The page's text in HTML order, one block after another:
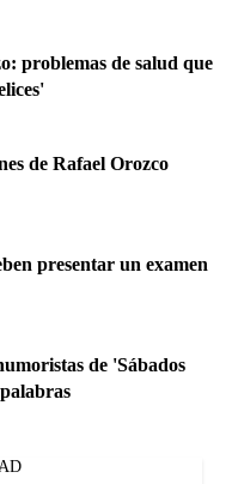
problemas de salud que
de Rafael Orozco
presentar un examen
de 'Sábados